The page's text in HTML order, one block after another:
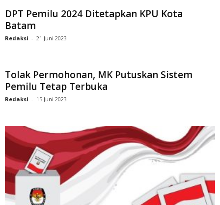
DPT Pemilu 2024 Ditetapkan KPU Kota
Batam
Redaksi - 21 Juni 2023
Tolak Permohonan, MK Putuskan Sistem
Pemilu Tetap Terbuka
Redaksi - 15 Juni 2023